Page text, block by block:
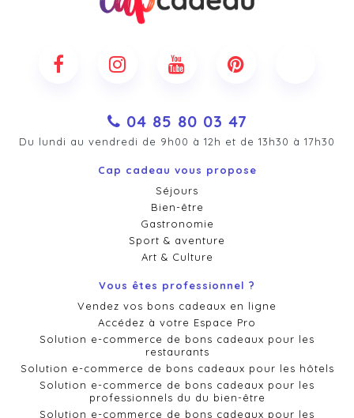
04 85 80 03 47
Du lundi au vendredi de 9h00 à 12h et de 13h30 à 17h30
Cap cadeau vous propose
Séjours
Bien-être
Gastronomie
Sport & aventure
Art & Culture
Vous êtes professionnel ?
Vendez vos bons cadeaux en ligne
Accédez à votre Espace Pro
Solution e-commerce de bons cadeaux pour les
restaurants
Solution e-commerce de bons cadeaux pour les hôtels
Solution e-commerce de bons cadeaux pour les
professionnels du du bien-être
Solution e-commerce de bons cadeaux pour les